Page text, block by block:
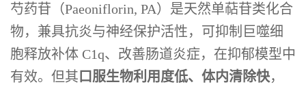
芍药苷（Paeoniflorin, PA）是天然单萜苷类化合
物，兼具抗炎与神经保护活性，可抑制巨噬细
胞释放补体 C1q、改善肠道炎症，在抑郁模型中
有效。但其 口服生物利用度低、体内清除快，